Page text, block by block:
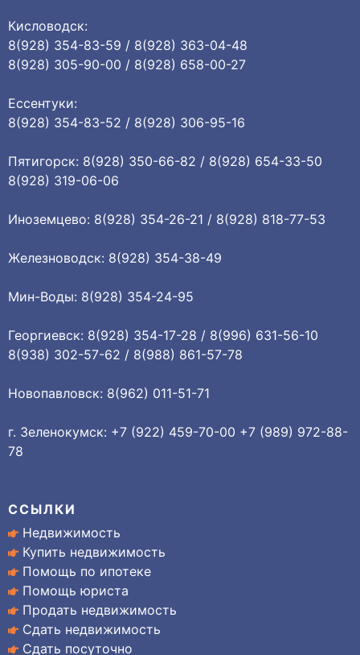
Кисловодск:
8(928) 354-83-59 / 8(928) 363-04-48
8(928) 305-90-00 / 8(928) 658-00-27
Ессентуки:
8(928) 354-83-52 / 8(928) 306-95-16
Пятигорск: 8(928) 350-66-82 / 8(928) 654-33-50
8(928) 319-06-06
Иноземцево: 8(928) 354-26-21 / 8(928) 818-77-53
Железноводск: 8(928) 354-38-49
Мин-Воды: 8(928) 354-24-95
Георгиевск: 8(928) 354-17-28 / 8(996) 631-56-10
8(938) 302-57-62 / 8(988) 861-57-78
Новопавловск: 8(962) 011-51-71
г. Зеленокумск: +7 (922) 459-70-00 +7 (989) 972-88-
78
ССЫЛКИ
Недвижимость
Купить недвижимость
Помощь по ипотеке
Помощь юриста
Продать недвижимость
Сдать недвижимость
Сдать посуточно